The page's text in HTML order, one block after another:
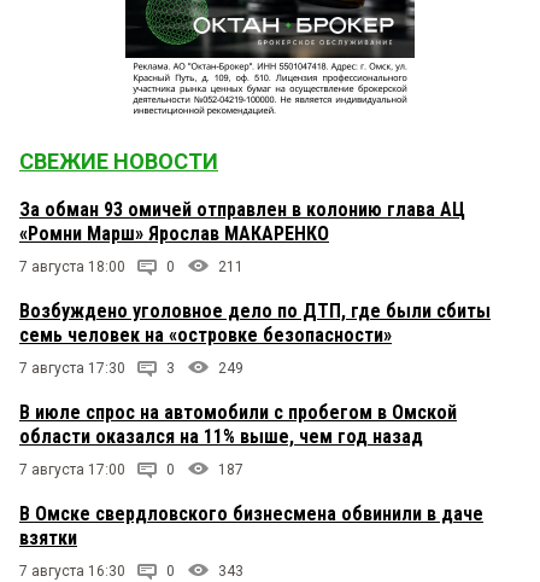
СВЕЖИЕ НОВОСТИ
За обман 93 омичей отправлен в колонию глава АЦ
«Ромни Марш» Ярослав МАКАРЕНКО
7 августа 18:00 0 211
Возбуждено уголовное дело по ДТП, где были сбиты
семь человек на «островке безопасности»
7 августа 17:30 3 249
В июле спрос на автомобили с пробегом в Омской
области оказался на 11% выше, чем год назад
7 августа 17:00 0 187
В Омске свердловского бизнесмена обвинили в даче
взятки
7 августа 16:30 0 343